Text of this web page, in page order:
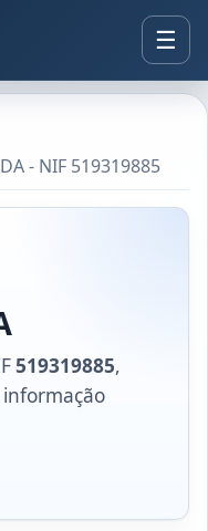
- NIF 519319885
519319885,